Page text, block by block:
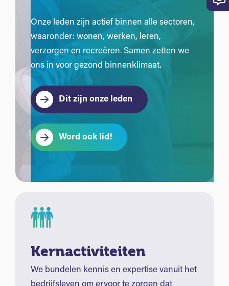
Onze leden zijn actief binnen alle sectoren,
waaronder: wonen, werken, leren,
verzorgen en recreëren. Samen zetten we
ons in voor gezond binnenklimaat.
Dit zijn onze leden
Word ook lid!
Kernactiviteiten
We bundelen kennis en expertise vanuit het
bedrijfsleven om ervoor te zorgen dat